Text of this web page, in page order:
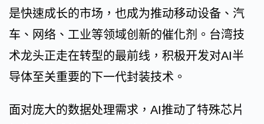
是快速成长的市场，也成为推动移动设备、汽
车、网络、工业等领域创新的催化剂。台湾技
术龙头正走在转型的最前线，积极开发对AI半
导体至关重要的下一代封装技术。
面对庞大的数据处理需求，AI推动了特殊芯片